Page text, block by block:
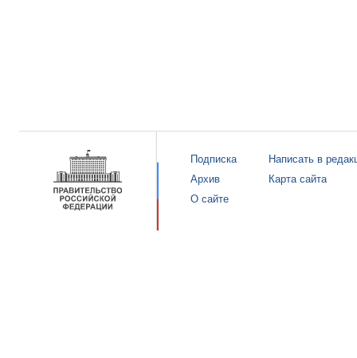
Подписка
Архив
О сайте
Написать в
Карта сайта